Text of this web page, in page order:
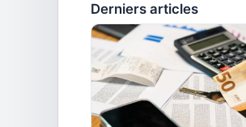
Derniers articles